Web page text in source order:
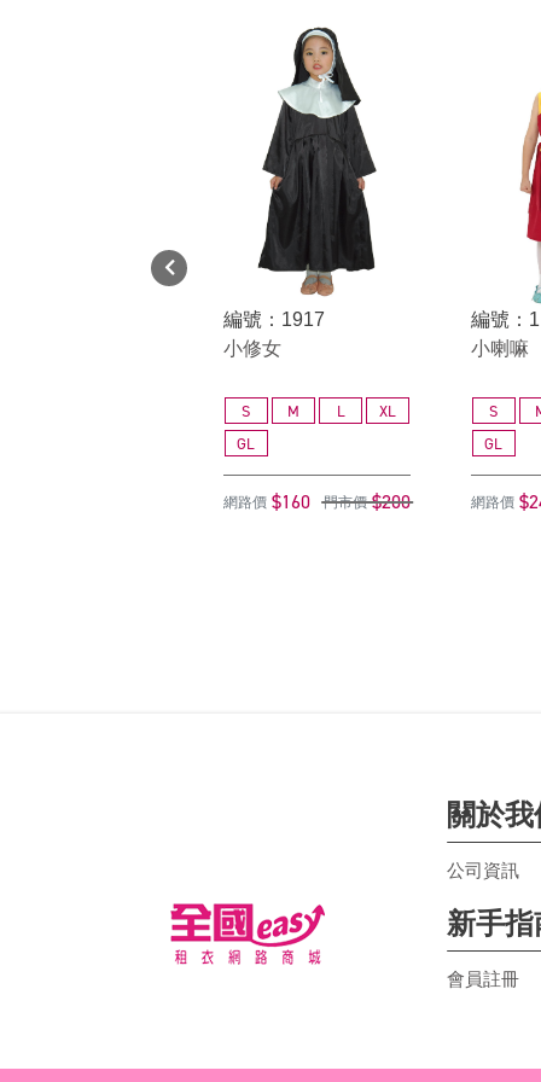
編號：1917
小修女
S M L
XL
GL
網路價 $160 門市價 $200
編號：
小喇嘛
S
GL
網路價
關於我
公司資訊
新手指
會員註冊